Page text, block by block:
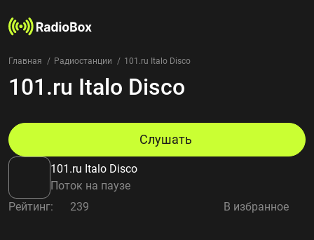
Радиостанции
Страны
Избранное
Добавить радиостанцию
Главная Радиостанции 101.ru Italo Disco
101.ru Italo Disco
101.ru Italo Disco
Поток на паузе
Слушать
Рейтинг: 239 В избранное